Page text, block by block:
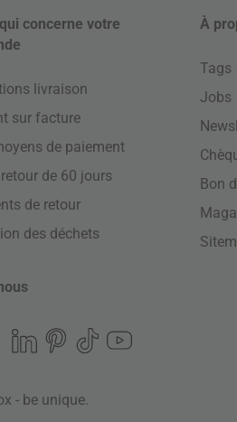
concerne votre
livraison
sur facture
de paiement
de 60 jours
de retour
des déchets
À
Tags
Jobs
Bon
- be unique.